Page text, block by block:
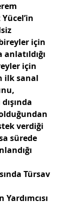
Yücel’in
için
anlatıldığı
için
ilk sanal
verdiği
sürede
Türsav